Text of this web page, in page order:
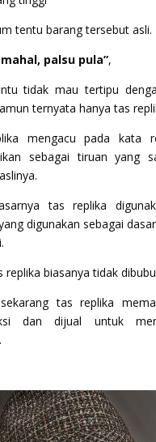
tentu barang tersebut asli.
mahal, palsu pula”,
tidak mau tertipu
ternyata hanya tas
mengacu pada kata
sebagai tiruan yang
tas replika
digunakan sebagai
replika biasanya tidak
tas replika
dan dijual untuk